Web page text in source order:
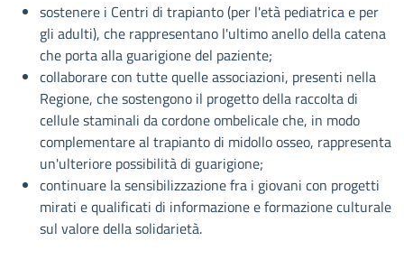
sostenere i Centri di trapianto (per l'età pediatrica e per
gli adulti), che rappresentano l'ultimo anello della catena
che porta alla guarigione del paziente;
collaborare con tutte quelle associazioni, presenti nella
Regione, che sostengono il progetto della raccolta di
cellule staminali da cordone ombelicale che, in modo
complementare al trapianto di midollo osseo, rappresenta
un'ulteriore possibilità di guarigione;
continuare la sensibilizzazione fra i giovani con progetti
mirati e qualificati di informazione e formazione culturale
sul valore della solidarietà.